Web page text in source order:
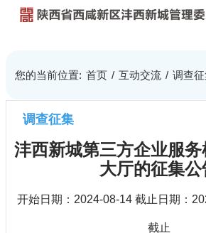
您的当前位置: 首页 / 互动交流 / 调查
调查征集
沣西新城第三方企业服
大厅的征集公
开始日期： 2024-08-14 截止日期：
截止